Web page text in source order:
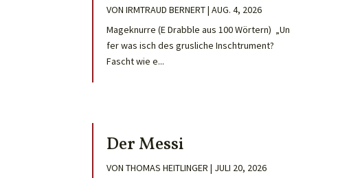
VONIRMTRAUD BERNERT|AUG. 4, 2026
Mageknurre (E Drabble aus 100 Wörtern) „Un
fer was isch des grusliche Inschtrument?
Fascht wie e...
Der Messi
VONTHOMAS HEITLINGER | JULI 20, 2026